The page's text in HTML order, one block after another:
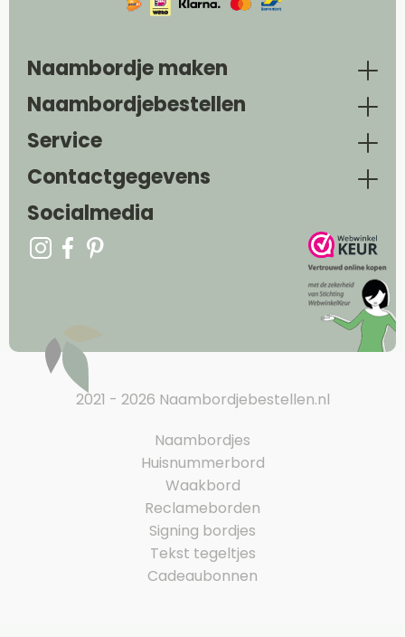
Naambordje maken
Naambordjebestellen
Service
Contactgegevens
Socialmedia
2021 - 2026 Naambordjebestellen.nl
Naambordjes
Huisnummerbord
Waakbord
Reclameborden
Signing bordjes
Tekst tegeltjes
Cadeaubonnen